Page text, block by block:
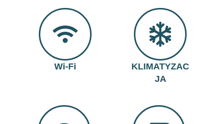
Wi-Fi
KLIMATYZAC
JA